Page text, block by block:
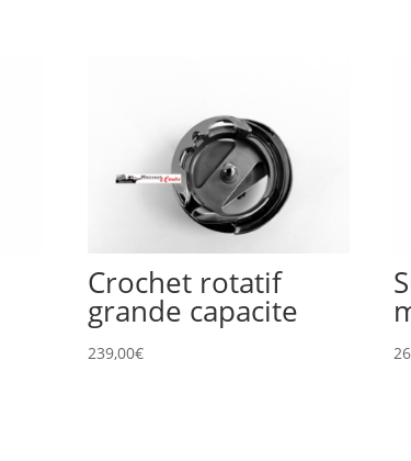
Crochet rotatif
grande capacite
239,00€